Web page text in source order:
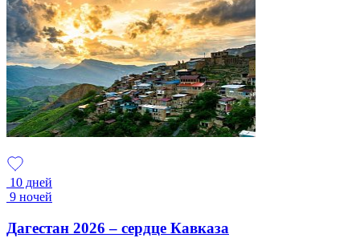
10 дней
9 ночей
Дагестан 2026 – сердце Кавказа